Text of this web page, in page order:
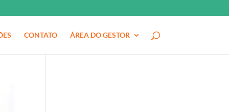
CONTATO ÁREA DO GESTOR